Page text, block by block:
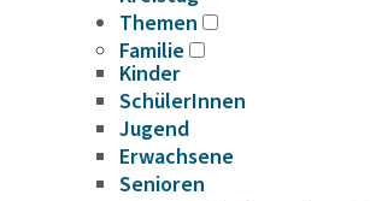
Themen
Familie
Kinder
SchülerInnen
Jugend
Erwachsene
Senioren